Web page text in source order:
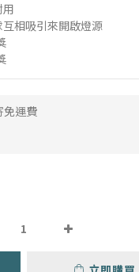
相吸引來開啟燈源
免運費